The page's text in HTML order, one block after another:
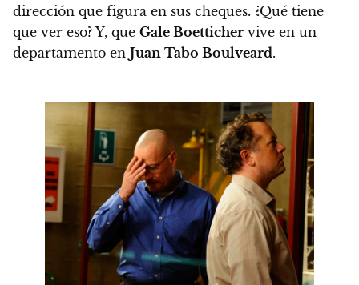
dirección que figura en sus cheques. ¿Qué tiene
que ver eso? Y, que Gale Boetticher vive en un
departamento en Juan Tabo Boulveard.